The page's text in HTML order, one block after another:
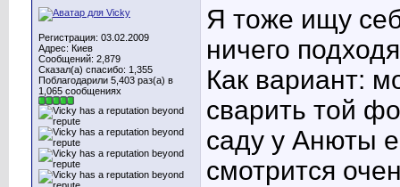
Регистрация: 03.02.2009
Адрес: Киев
Сообщений: 2,879
Сказал(а) спасибо: 1,355
Поблагодарили 5,403 раз(а) в
1,065 сообщениях
Я тоже ищу
ничего
Как вариант:
сварить той
саду у Анюты
смотрится